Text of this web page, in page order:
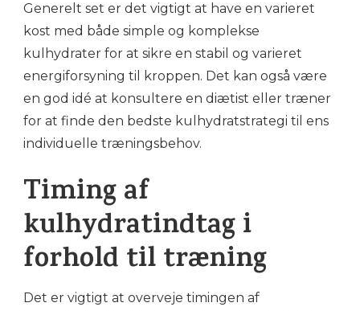
Generelt set er det vigtigt at have en varieret
kost med både simple og komplekse
kulhydrater for at sikre en stabil og varieret
energiforsyning til kroppen. Det kan også være
en god idé at konsultere en diætist eller træner
for at finde den bedste kulhydratstrategi til ens
individuelle træningsbehov.
Timing af
kulhydratindtag i
forhold til træning
Det er vigtigt at overveje timingen af